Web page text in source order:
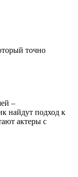
точно
–
найдут подход к
актеры с